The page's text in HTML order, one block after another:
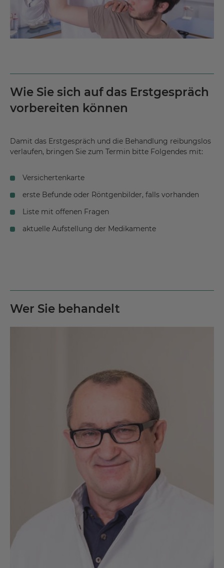
Wie Sie sich auf das Erstgespräch
vorbereiten können
Damit das Erstgespräch und die Behandlung reibungslos
verlaufen, bringen Sie zum Termin bitte Folgendes mit:
Versichertenkarte
erste Befunde oder Röntgenbilder, falls vorhanden
Liste mit offenen Fragen
aktuelle Aufstellung der Medikamente
Wer Sie behandelt